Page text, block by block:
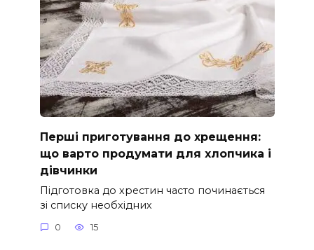
Перші приготування до хрещення:
що варто продумати для хлопчика і
дівчинки
Підготовка до хрестин часто починається
зі списку необхідних
0 15